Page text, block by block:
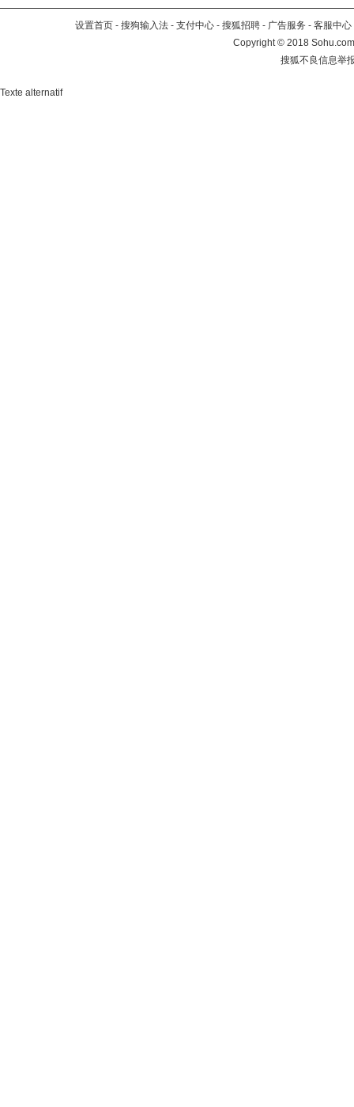
设置首页 - 搜狗输入法 - 支付中心 - 搜狐招聘 - 广告服务 - 客服中心
Copyright©2018
搜狐不良信息举
Texte alternatif